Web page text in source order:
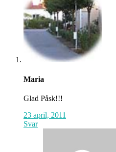
Maria
Glad Påsk!!!
23 april, 2011
Svar